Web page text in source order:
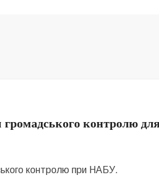
громадського контролю
контролю при НАБУ.